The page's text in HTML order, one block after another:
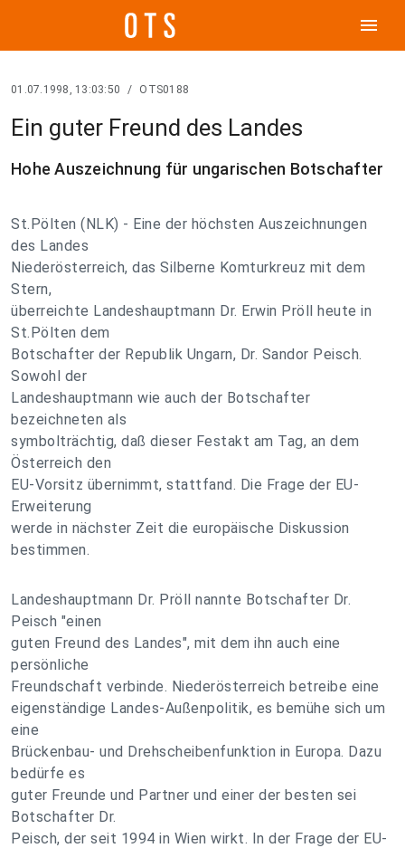
menu
01.07.1998, 13:03:50 / OTS0188
Ein guter Freund des Landes
Hohe Auszeichnung für ungarischen Botschafter
St.Pölten (NLK) - Eine der höchsten Auszeichnungen
des Landes
Niederösterreich, das Silberne Komturkreuz mit dem
Stern,
überreichte Landeshauptmann Dr. Erwin Pröll heute in
St.Pölten dem
Botschafter der Republik Ungarn, Dr. Sandor Peisch.
Sowohl der
Landeshauptmann wie auch der Botschafter
bezeichneten als
symbolträchtig, daß dieser Festakt am Tag, an dem
Österreich den
EU-Vorsitz übernimmt, stattfand. Die Frage der EU-
Erweiterung
werde in nächster Zeit die europäische Diskussion
bestimmen.
Landeshauptmann Dr. Pröll nannte Botschafter Dr.
Peisch "einen
guten Freund des Landes", mit dem ihn auch eine
persönliche
Freundschaft verbinde. Niederösterreich betreibe eine
eigenständige Landes-Außenpolitik, es bemühe sich um
eine
Brückenbau- und Drehscheibenfunktion in Europa. Dazu
bedürfe es
guter Freunde und Partner und einer der besten sei
Botschafter Dr.
Peisch, der seit 1994 in Wien wirkt. In der Frage der EU-